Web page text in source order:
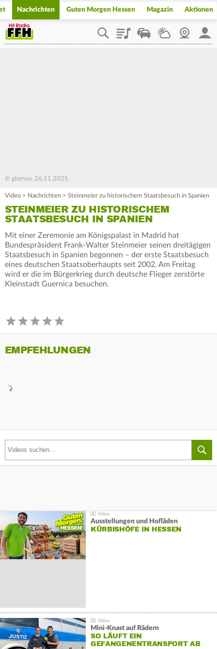
Nachrichten Guten Morgen Hessen Magazin Aktionen
PlaylistStaupilotWetterWebcam
© glomex, 26.11.2025
Video > Nachrichten > Steinmeier zu historischem Staatsbesuch in Spanien
STEINMEIER ZU HISTORISCHEM
STAATSBESUCH IN SPANIEN
Mit einer Zeremonie am Königspalast in Madrid hat
Bundespräsident Frank-Walter Steinmeier seinen dreitägigen
Staatsbesuch in Spanien begonnen – der erste Staatsbesuch
eines deutschen Staatsoberhaupts seit 2002. Am Freitag
wird er die im Bürgerkrieg durch deutsche Flieger zerstörte
Kleinstadt Guernica besuchen.
EMPFEHLUNGEN
Ausstellungen und Hofläden
KÜRBISHÖFE IN HESSEN
Mini-Knast auf Rädern
SO LÄUFT EIN
GEFANGENENTRANSPORT AB